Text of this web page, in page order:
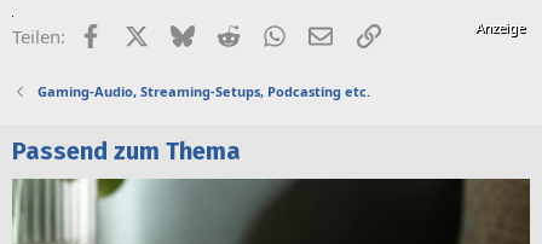
Teilen: FacebookX (Twitter)
BlueskyRedditWhatsApp
E-MailLink
Gaming-Audio, Streaming-Setups, Podcasting etc.
Passend zum Thema